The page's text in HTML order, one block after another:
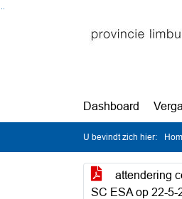
Dashboard
U bevindt zich hier:
attendering
SC ESA op 22-5-